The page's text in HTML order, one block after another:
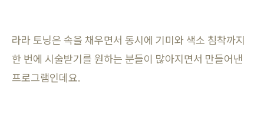
라라 토닝은 속을 채우면서 동시에 기미와 색소 침착까지
한 번에 시술받기를 원하는 분들이 많아지면서 만들어낸
프로그램인데요.